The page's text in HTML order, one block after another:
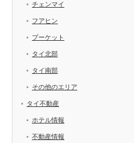
チェンマイ
フアヒン
プーケット
タイ北部
タイ南部
その他のエリア
タイ不動産
ホテル情報
不動産情報